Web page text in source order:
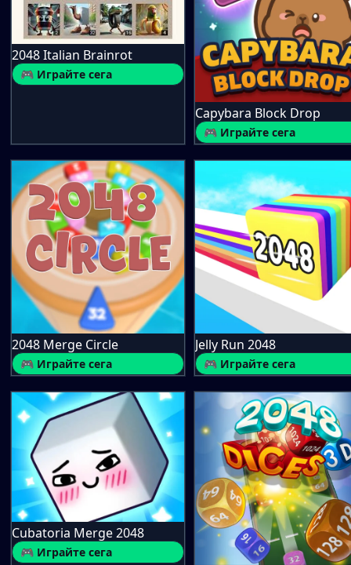
2048 Italian Brainrot
🎮 Играйте сега
Capybara Block Drop
🎮 Играйте сега
2048 Merge Circle
🎮 Играйте сега
Jelly Run 2048
🎮 Играйте сега
Cubatoria Merge 2048
🎮 Играйте сега